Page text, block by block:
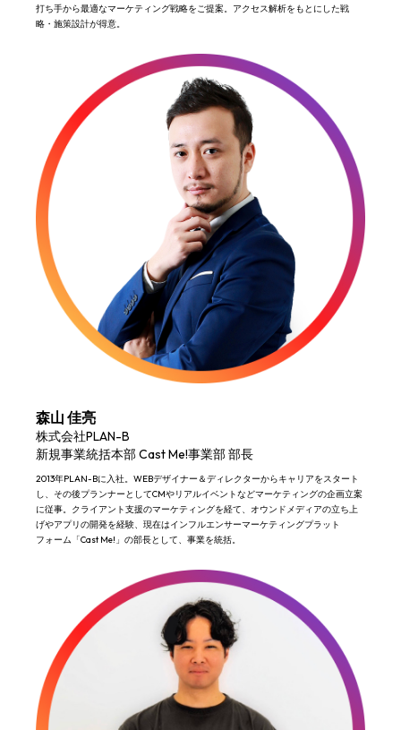
打ち手から最適なマーケティング戦略をご提案。アクセス解析をもとにした戦
略・施策設計が得意。
森山 佳亮
株式会社PLAN-B
新規事業統括本部 Cast Me!事業部 部長
2013年PLAN-Bに入社。​WEBデザイナー＆ディレクターからキャリアをスタート
し、その後プランナーとしてCMやリアルイベントなどマーケティングの企画立案
に従事。​クライアント支援のマーケティングを経て、オウンドメディアの立ち上
げやアプリの開発を経験、現在はインフルエンサーマーケティングプラット
フォーム「Cast Me!」の部長として、事業を統括。